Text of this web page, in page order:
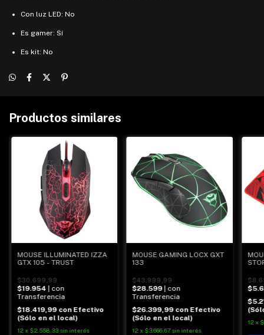
Con luz LED: No
Es gamer: Sí
Es kit: No
Productos similares
MOUSE ILLUMINATED IZZA
GTX 105 - TRUST
$30.699,99
$19.954
| con
Transferencia
$18.419,99 con Efectivo
(Sólo en el local)
12x $2.558,33 sin interés
MOUSE GAMING LOCX GXT
133
$43.999,99
$28.599
| con
Transferencia
$26.399,99 con Efectivo
(Sólo en el local)
12 x $3.666,67 sin interés
12x